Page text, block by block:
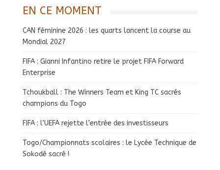
EN CE MOMENT
CAN féminine 2026 : les quarts lancent la course au
Mondial 2027
FIFA : Gianni Infantino retire le projet FIFA Forward
Enterprise
Tchoukball : The Winners Team et King TC sacrés
champions du Togo
FIFA : l’UEFA rejette l’entrée des investisseurs
Togo/Championnats scolaires : le Lycée Technique de
Sokodé sacré !